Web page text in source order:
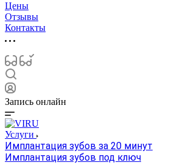
Цены
Отзывы
Контакты
Запись онлайн
Услуги
Имплантация зубов за 20 минут
Имплантация зубов под ключ